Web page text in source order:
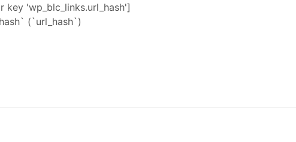
'wp_blc_links.url_hash']
(`url_hash`)